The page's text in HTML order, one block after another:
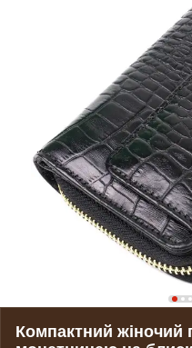
Компактний жіночий